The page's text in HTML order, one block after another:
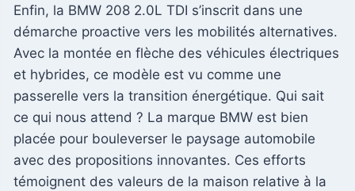
Enfin, la BMW 208 2.0L TDI s’inscrit dans une
démarche proactive vers les mobilités alternatives.
Avec la montée en flèche des véhicules électriques
et hybrides, ce modèle est vu comme une
passerelle vers la transition énergétique. Qui sait
ce qui nous attend ? La marque BMW est bien
placée pour bouleverser le paysage automobile
avec des propositions innovantes. Ces efforts
témoignent des valeurs de la maison relative à la